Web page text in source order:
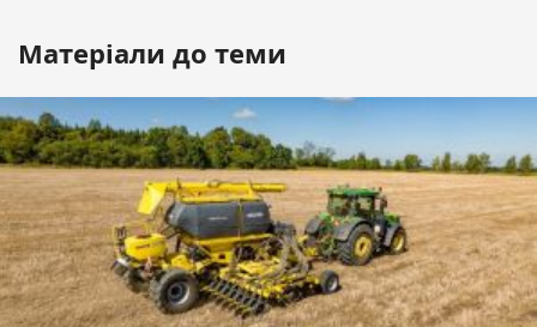
Матеріали до теми